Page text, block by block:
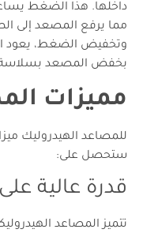
داخلها. هذا الضغط
مما يرفع المصعد إلى
وتخفيض الضغط، يعود
بخفض المصعد بسلاسة
مميزات
للمصاعد الهيدروليك
ستحصل على:
قدرة عالية
تتميز المصاعد